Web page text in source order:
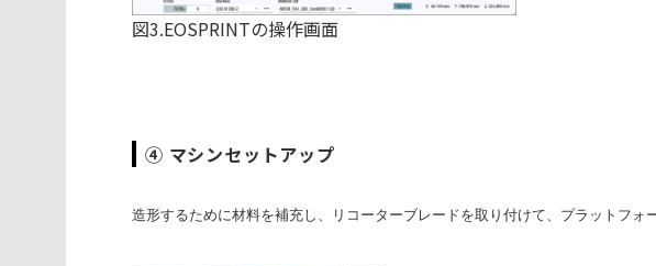
図3.EOSPRINTの操作画面
④ マシンセットアップ
造形するために材料を補充し、リコーターブレードを取り付けて、プラットフ